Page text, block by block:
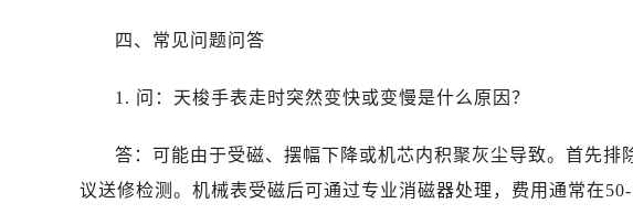
吉林省四平市铁东区紫气大路与南九经街交汇处售后服
吉林省通化市东昌区环通乡江南大街售后服务中心（需
吉林省延边市延吉市解放路售后服务中心（需提前预约
辽宁省本溪市平山区胜利路售后服务中心（需提前预约
四、常见问题问答
1. 问：天梭手表走时突然变快或变慢是什么原因？
答：可能由于受磁、摆幅下降或机芯内积聚灰尘导致。首先排
议送修检测。机械表受磁后可通过专业消磁器处理，费用通常在50-